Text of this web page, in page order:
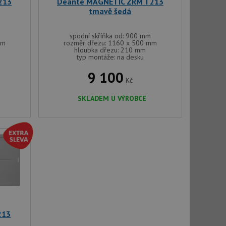
tmavě šedá
spodní skříňka od: 900 mm
rozměr dřezu: 1160 x 500 mm
hloubka dřezu: 210 mm
typ montáže: na desku
9 100 Kč
SKLADEM U VÝROBCE
na trvání s
použit jako pro
k
Script.com
- což je
požadavku
relace.
Zaznamenává
ochrany